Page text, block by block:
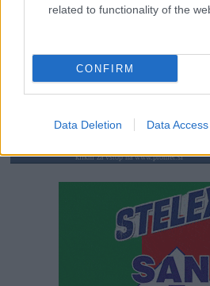
related to functionality of the
CONFIRM
Data Deletion Data Access
klikni za vstop na www.promet.si